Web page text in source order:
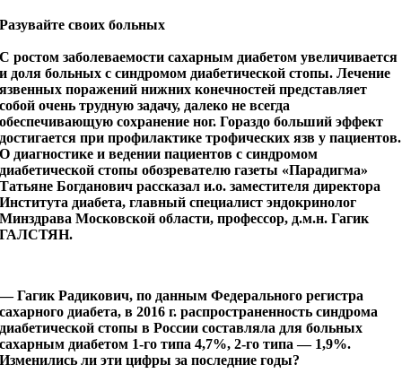
Разувайте своих больных
С ростом заболеваемости сахарным диабетом увеличивается
и доля больных с синдромом диабетической стопы. Лечение
язвенных поражений нижних конечностей представляет
собой очень трудную задачу, далеко не всегда
обеспечивающую сохранение ног. Гораздо больший эффект
достигается при профилактике трофических язв у пациентов.
О диагностике и ведении пациентов с синдромом
диабетической стопы обозревателю газеты «Парадигма»
Татьяне Богданович рассказал и.о. заместителя директора
Института диабета, главный специалист эндокринолог
Минздрава Московской области, профессор, д.м.н. Гагик
ГАЛСТЯН.
— Гагик Радикович, по данным Федерального регистра
сахарного диабета, в 2016 г. распространенность синдрома
диабетической стопы в России составляла для больных
сахарным диабетом 1‑го типа 4,7%, 2‑го типа — 1,9%.
Изменились ли эти цифры за последние годы?